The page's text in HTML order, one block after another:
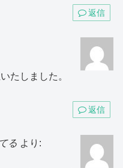
返信
たしました。
返信
る より: